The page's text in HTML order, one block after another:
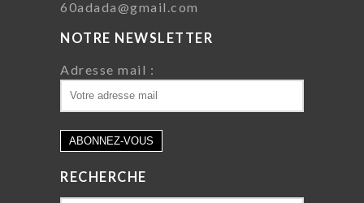
60adada@gmail.com
NOTRE NEWSLETTER
Adresse mail :
RECHERCHE